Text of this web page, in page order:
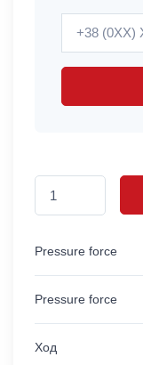
Pressure force
Pressure force
Ход